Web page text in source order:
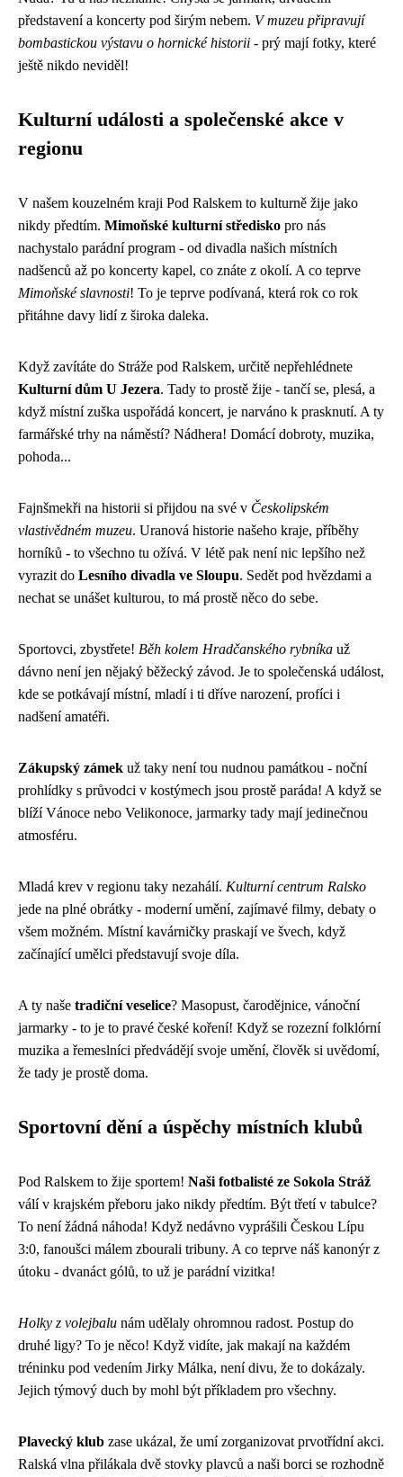
představení a koncerty pod širým nebem. V muzeu připravují
bombastickou výstavu o hornické historii - prý mají fotky, které
ještě nikdo neviděl!
Kulturní události a společenské akce v
regionu
V našem kouzelném kraji Pod Ralskem to kulturně žije jako
nikdy předtím. Mimoňské kulturní středisko pro nás
nachystalo parádní program - od divadla našich místních
nadšenců až po koncerty kapel, co znáte z okolí. A co teprve
Mimoňské slavnosti! To je teprve podívaná, která rok co rok
přitáhne davy lidí z široka daleka.
Když zavítáte do Stráže pod Ralskem, určitě nepřehlédnete
Kulturní dům U Jezera. Tady to prostě žije - tančí se, plesá, a
když místní zuška uspořádá koncert, je narváno k prasknutí. A ty
farmářské trhy na náměstí? Nádhera! Domácí dobroty, muzika,
pohoda...
Fajnšmekři na historii si přijdou na své v Českolipském
vlastivědném muzeu. Uranová historie našeho kraje, příběhy
horníků - to všechno tu ožívá. V létě pak není nic lepšího než
vyrazit do Lesního divadla ve Sloupu. Sedět pod hvězdami a
nechat se unášet kulturou, to má prostě něco do sebe.
Sportovci, zbystřete! Běh kolem Hradčanského rybníka už
dávno není jen nějaký běžecký závod. Je to společenská událost,
kde se potkávají místní, mladí i ti dříve narození, profíci i
nadšení amatéři.
Zákupský zámek už taky není tou nudnou památkou - noční
prohlídky s průvodci v kostýmech jsou prostě paráda! A když se
blíží Vánoce nebo Velikonoce, jarmarky tady mají jedinečnou
atmosféru.
Mladá krev v regionu taky nezahálí. Kulturní centrum Ralsko
jede na plné obrátky - moderní umění, zajímavé filmy, debaty o
všem možném. Místní kavárničky praskají ve švech, když
začínající umělci představují svoje díla.
A ty naše tradiční veselice? Masopust, čarodějnice, vánoční
jarmarky - to je to pravé české koření! Když se rozezní folklórní
muzika a řemeslníci předvádějí svoje umění, člověk si uvědomí,
že tady je prostě doma.
Sportovní dění a úspěchy místních klubů
Pod Ralskem to žije sportem! Naši fotbalisté ze Sokola Stráž
válí v krajském přeboru jako nikdy předtím. Být třetí v tabulce?
To není žádná náhoda! Když nedávno vyprášili Českou Lípu
3:0, fanoušci málem zbourali tribuny. A co teprve náš kanonýr z
útoku - dvanáct gólů, to už je parádní vizitka!
Holky z volejbalu nám udělaly ohromnou radost. Postup do
druhé ligy? To je něco! Když vidíte, jak makají na každém
tréninku pod vedením Jirky Málka, není divu, že to dokázaly.
Jejich týmový duch by mohl být příkladem pro všechny.
Plavecký klub zase ukázal, že umí zorganizovat prvotřídní akci.
Ralská vlna přilákala dvě stovky plavců a naši borci se rozhodně